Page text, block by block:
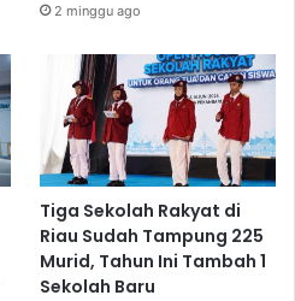
2 minggu ago
Tiga Sekolah Rakyat di
Riau Sudah Tampung 225
Murid, Tahun Ini Tambah 1
Sekolah Baru